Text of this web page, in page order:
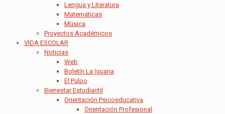
Lengua y Literatura
Matemáticas
Música
Proyectos Académicos
VIDA ESCOLAR
Noticias
Web
Boletín La Iguana
El Pulpo
Bienestar Estudiantil
Orientación Psicoeducativa
Orientación Profesional